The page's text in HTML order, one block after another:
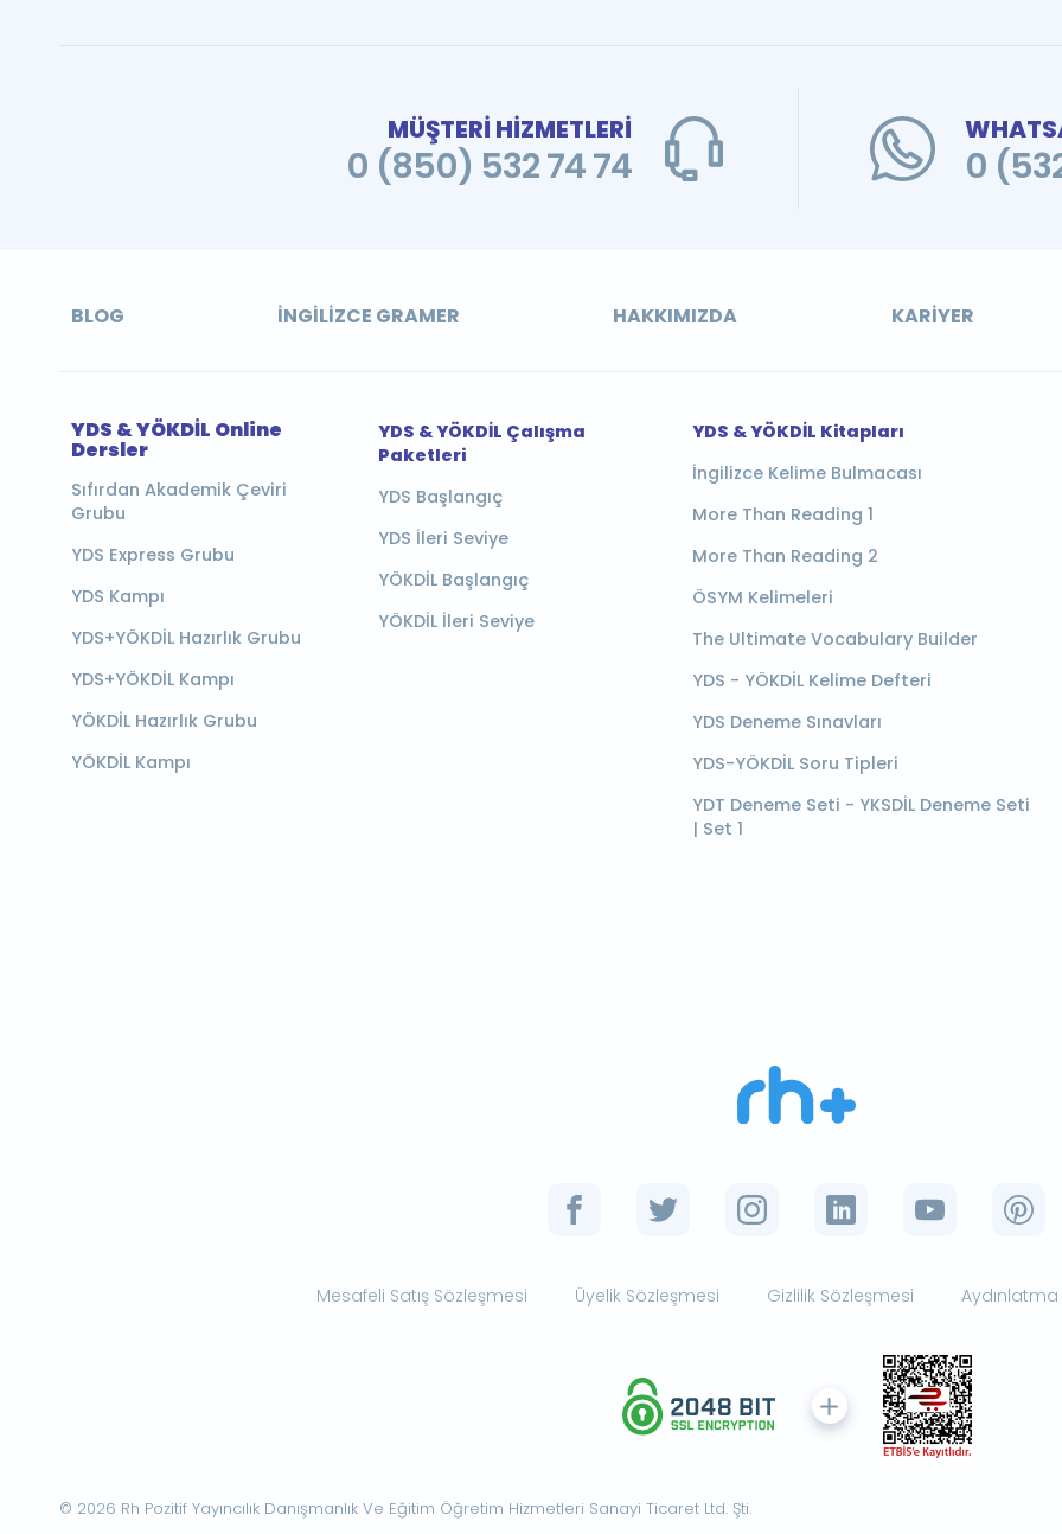
MÜŞTERİ HİZMETLERİ
0 (850) 532 74 74 0
BLOG İNGILIZCE GRAMER HAKKIMIZDA KARIYER
YDS & YÖKDİL Online
Dersler
Sıfırdan Akademik Çeviri
Grubu
YDS Express Grubu
YDS Kampı
YDS+YÖKDİL Hazırlık Grubu
YDS+YÖKDİL Kampı
YÖKDİL Hazırlık Grubu
YÖKDİL Kampı
YDS & YÖKDİL Çalışma
Paketleri
YDS Başlangıç
YDS İleri Seviye
YÖKDİL Başlangıç
YÖKDİL İleri Seviye
YDS & YÖKDİL Kitapları
İngilizce Kelime Bulmacası
More Than Reading 1
More Than Reading 2
ÖSYM Kelimeleri
The Ultimate Vocabulary Builder
YDS - YÖKDİL Kelime Defteri
YDS Deneme Sınavları
YDS-YÖKDİL Soru Tipleri
YDT Deneme Seti - YKSDİL Deneme Seti
| Set 1
Mesafeli Satış Sözleşmesi Üyelik Sözleşmesi Gizlilik Sözleşmesi
© 2026 Rh Pozitif Yayıncılık Danışmanlık Ve Eğitim Öğretim Hizmetleri Sanayi Ticaret Ltd. Şti.